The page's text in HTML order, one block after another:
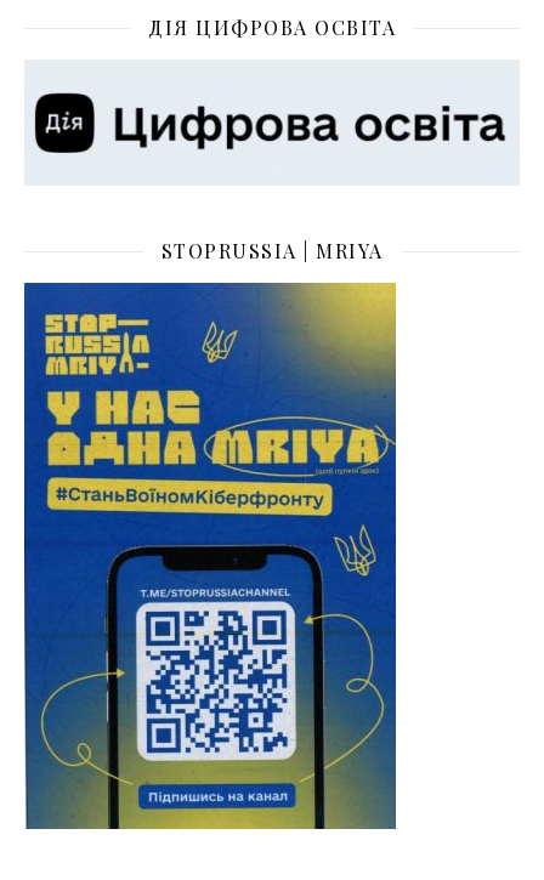
ДІЯ ЦИФРОВА ОСВІТА
STOPRUSSIA | MRIYA